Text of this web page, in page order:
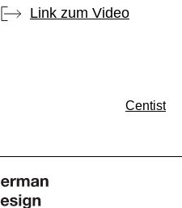
Link zum Video
Centist